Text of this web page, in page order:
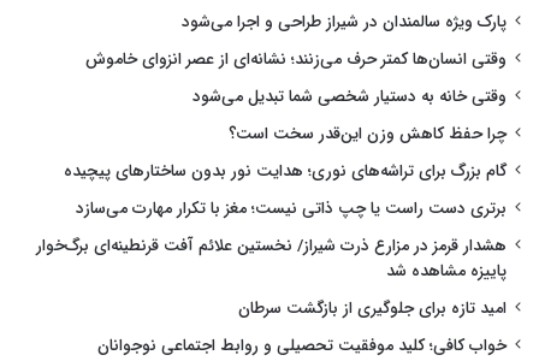
پارک ویژه سالمندان در شیراز طراحی و اجرا می‌شود
وقتی انسان‌ها کمتر حرف می‌زنند؛ نشانه‌ای از عصر انزوای خاموش
وقتی خانه به دستیار شخصی شما تبدیل می‌شود
چرا حفظ کاهش وزن این‌قدر سخت است؟
گام بزرگ برای تراشه‌های نوری؛ هدایت نور بدون ساختارهای پیچیده
برتری دست راست یا چپ ذاتی نیست؛ مغز با تکرار مهارت می‌سازد
هشدار قرمز در مزارع ذرت شیراز/ نخستین علائم آفت قرنطینه‌ای برگ‌خوار
پاییزه مشاهده شد
امید تازه برای جلوگیری از بازگشت سرطان
خواب کافی؛ کلید موفقیت تحصیلی و روابط اجتماعی نوجوانان